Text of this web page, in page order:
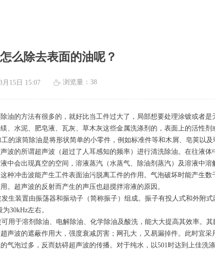
么除去表面的油呢？
油的方法有很多的，就好比当工件过大了，局部想要处理涂镀或者
、水泥、肥皂液、瓦灰、草木灰这些金属洗涤剂的，表面上的活性
的滚筒除油是将形状简单的小零件，例如标准件等和木屑、皂荚以
波的所谓超声波（超过了人耳感知的频率）进行清洗除油。在往液
中会出现真空的空间，溶液蒸汽（水蒸气、除油剂蒸汽）及溶液中
种冲击波能产生工件表面油污脱离工件的作用。气泡破坏时能产生
。超声波的反射而产生的声压也趄搅拌溶液的原因。
生装置由振荡器和振动子（简称振子）组成。振子有投人式和外附
30kHz左右。
用于溶剂除油、电解除油、化学除油及酸洗，能大大提高其效率。
声波的遮蔽作用大，强度衰减厉害；网孔大，又易漏掉件。此时宜
气泡过多，反而妨碍超声波的传播。对于纯水，以501时达到上佳
月15日 15:07 ꄘ 浏览量： 38